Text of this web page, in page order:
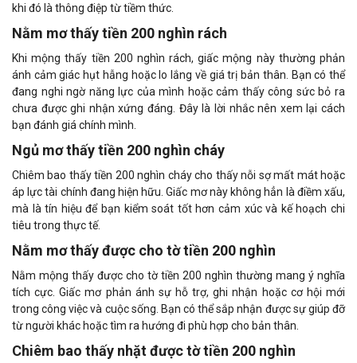
khi đó là thông điệp từ tiềm thức.
Nằm mơ thấy tiền 200 nghìn rách
Khi mộng thấy tiền 200 nghìn rách, giấc mộng này thường phản
ánh cảm giác hụt hẫng hoặc lo lắng về giá trị bản thân. Bạn có thể
đang nghi ngờ năng lực của mình hoặc cảm thấy công sức bỏ ra
chưa được ghi nhận xứng đáng. Đây là lời nhắc nên xem lại cách
bạn đánh giá chính mình.
Ngủ mơ thấy tiền 200 nghìn cháy
Chiêm bao thấy tiền 200 nghìn cháy cho thấy nỗi sợ mất mát hoặc
áp lực tài chính đang hiện hữu. Giấc mơ này không hẳn là điềm xấu,
mà là tín hiệu để bạn kiểm soát tốt hơn cảm xúc và kế hoạch chi
tiêu trong thực tế.
Nằm mơ thấy được cho tờ tiền 200 nghìn
Nằm mộng thấy được cho tờ tiền 200 nghìn thường mang ý nghĩa
tích cực. Giấc mơ phản ánh sự hỗ trợ, ghi nhận hoặc cơ hội mới
trong công việc và cuộc sống. Bạn có thể sắp nhận được sự giúp đỡ
từ người khác hoặc tìm ra hướng đi phù hợp cho bản thân.
Chiêm bao thấy nhặt được tờ tiền 200 nghìn